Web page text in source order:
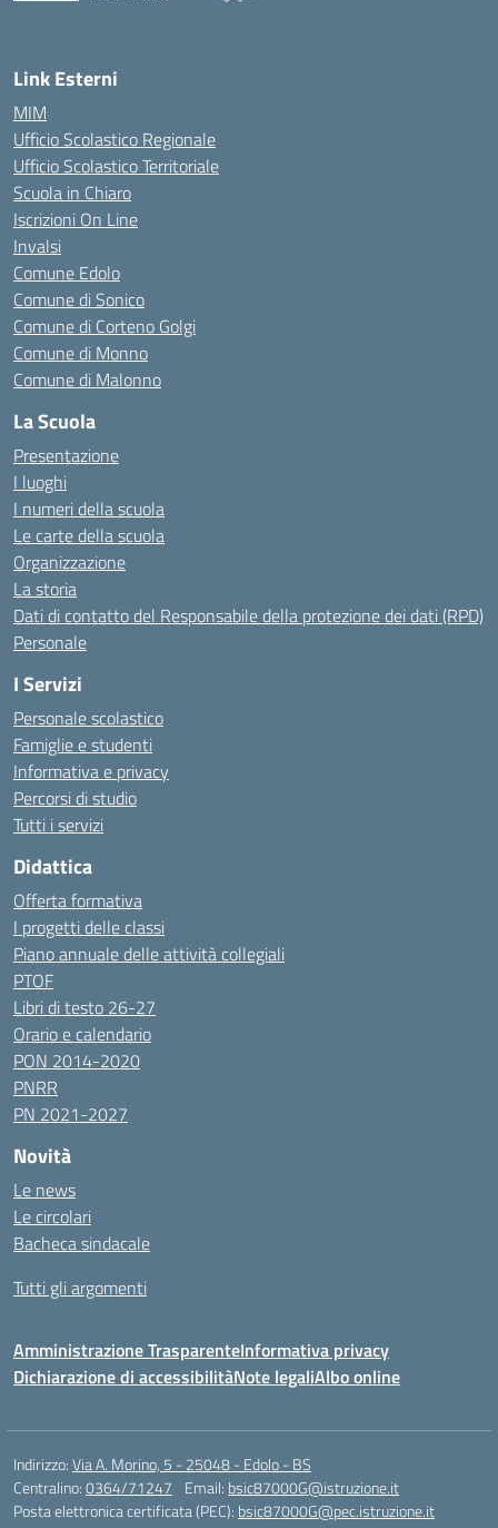
Link Esterni
MIM
Ufficio Scolastico Regionale
Ufficio Scolastico Territoriale
Scuola in Chiaro
Iscrizioni On Line
Invalsi
Comune Edolo
Comune di Sonico
Comune di Corteno Golgi
Comune di Monno
Comune di Malonno
La Scuola
Presentazione
I luoghi
I numeri della scuola
Le carte della scuola
Organizzazione
La storia
Dati di contatto del Responsabile della protezione dei dati (RPD)
Personale
I Servizi
Personale scolastico
Famiglie e studenti
Informativa e privacy
Percorsi di studio
Tutti i servizi
Didattica
Offerta formativa
I progetti delle classi
Piano annuale delle attività collegiali
PTOF
Libri di testo 26-27
Orario e calendario
PON 2014-2020
PNRR
PN 2021-2027
Novità
Le news
Le circolari
Bacheca sindacale
Tutti gli argomenti
Amministrazione TrasparenteInformativa privacy
Dichiarazione di accessibilitàNote legaliAlbo online
Indirizzo:Via A. Morino, 5 - 25048 - Edolo - BS
Centralino:0364/71247 Email: bsic87000G@istruzione.it
Posta elettronica certificata (PEC): bsic87000G@pec.istruzione.it